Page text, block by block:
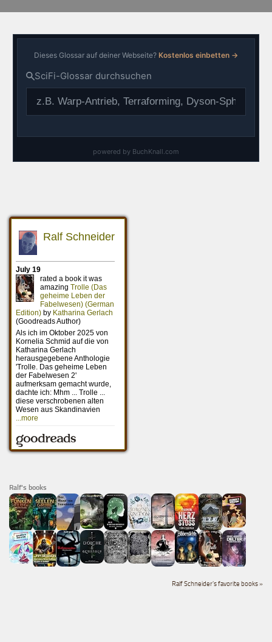
Ralf's books
Ralf Schneider's favorite books »